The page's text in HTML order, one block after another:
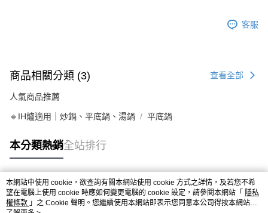
客服
商品相關分類 (3) 查看全部
人氣商品推薦
🔹IH爐適用｜炒鍋、平底鍋、湯鍋 平底鍋
本分類熱銷全站排行
熱門標籤
本網站中使用 cookie，欲查詢有關本網站使用 cookie 方式之詳情，及若您不希
望在電腦上使用 cookie 時應如何變更電腦的 cookie 設定，請參閱本網站「 隱私
權條款 」之 Cookie 聲明。您繼續使用本網站即表示您同意本公司得按本網站使